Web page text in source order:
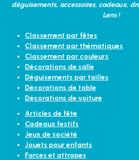
déguisements, accessoires, cadeaux,
Lens !
Classement par fêtes
Classement par thématiques
Classement par couleurs
Décorations de salle
Déguisements par tailles
Décorations de table
Décorations de voiture
Articles de fête
Cadeaux festifs
Jeux de société
Jouets pour enfants
Farces et attrapes